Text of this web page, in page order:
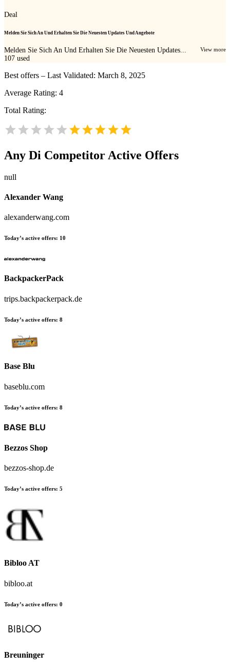
Deal
Melden Sie Sich An Und Erhalten Sie Die Neuesten Updates Und Angebote
Melden Sie Sich An Und Erhalten Sie Die Neuesten Updates... View more
107 used
Best offers – Last Validated: March 8, 2025
Average Rating: 4
Total Rating:
Any Di Competitor Active Offers
null
Alexander Wang
alexanderwang.com
Today’s active offers: 10
BackpackerPack
trips.backpackerpack.de
Today’s active offers: 8
Base Blu
baseblu.com
Today’s active offers: 8
Bezzos Shop
bezzos-shop.de
Today’s active offers: 5
Bibloo AT
bibloo.at
Today’s active offers: 0
Breuninger